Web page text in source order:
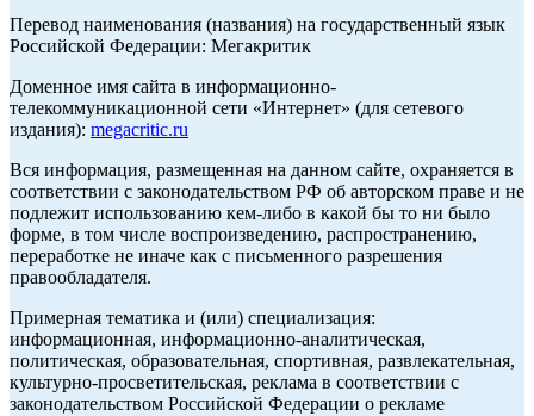
Перевод наименования (названия) на государственный язык
Российской Федерации: Мегакритик
Доменное имя сайта в информационно-
телекоммуникационной сети «Интернет» (для сетевого
издания): megacritic.ru
Вся информация, размещенная на данном сайте, охраняется в
соответствии с законодательством РФ об авторском праве и не
подлежит использованию кем-либо в какой бы то ни было
форме, в том числе воспроизведению, распространению,
переработке не иначе как с письменного разрешения
правообладателя.
Примерная тематика и (или) специализация:
информационная, информационно-аналитическая,
политическая, образовательная, спортивная, развлекательная,
культурно-просветительская, реклама в соответствии с
законодательством Российской Федерации о рекламе